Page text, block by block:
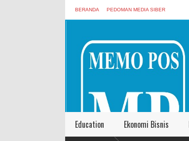
BERANDA PEDOMAN MEDIA SIBER
Education Ekonomi Bisnis